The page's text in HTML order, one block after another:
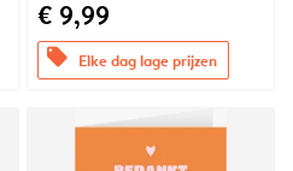
€ 9,99
offers Elke dag lage prijzen